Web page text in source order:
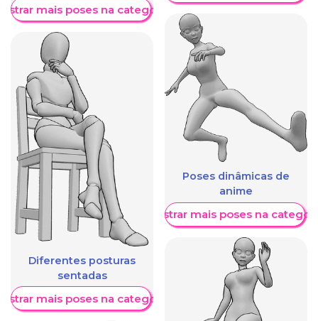
mais poses na categoria
Diferentes posturas
sentadas
mais poses na categoria
Poses dinâmicas de
anime
Mostrar mais poses na